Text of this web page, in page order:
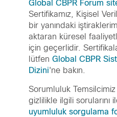
Global CBPR Forum
Sertifikamız, Kişisel
bir yanındaki
aktaran küresel
için geçerlidir.
lütfen Global CBPR
Dizini'ne bakın.
Sorumluluk Temsilcimiz
gizlilikle ilgili sorularını
uyumluluk sorgulama